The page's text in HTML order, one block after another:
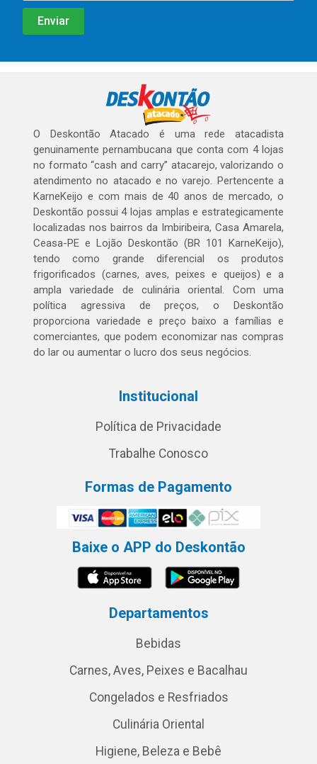
O Deskontão Atacado é uma rede atacadista
genuinamente pernambucana que conta com 4 lojas
no formato “cash and carry” atacarejo, valorizando o
atendimento no atacado e no varejo. Pertencente a
KarneKeijo e com mais de 40 anos de mercado, o
Deskontão possui 4 lojas amplas e estrategicamente
localizadas nos bairros da Imbiribeira, Casa Amarela,
Ceasa-PE e Lojão Deskontão (BR 101 KarneKeijo),
tendo como grande diferencial os produtos
frigorificados (carnes, aves, peixes e queijos) e a
ampla variedade de culinária oriental. Com uma
política agressiva de preços, o Deskontão
proporciona variedade e preço baixo a famílias e
comerciantes, que podem economizar nas compras
do lar ou aumentar o lucro dos seus negócios.
Institucional
Política de Privacidade
Trabalhe Conosco
Formas de Pagamento
Baixe o APP do Deskontão
Departamentos
Bebidas
Carnes, Aves, Peixes e Bacalhau
Congelados e Resfriados
Culinária Oriental
Higiene, Beleza e Bebê